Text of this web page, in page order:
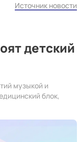
Источник новости
детский
музыкой и
блок,